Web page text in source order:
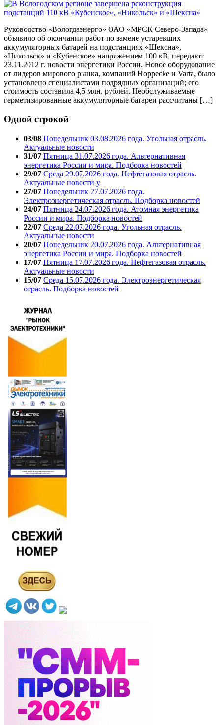
Руководство «Вологдаэнерго» ОАО «МРСК Северо-Запада»
объявило об окончании работ по замене устаревших
аккумуляторных батарей на подстанциях «Шексна»,
«Никольск» и «Кубенское» напряжением 100 кВ, передают
23.11.2012 г. новости энергетики России. Новое оборудование
от лидеров мирового рынка, компаний Hoppecke и Varta, было
установлено специалистами подрядных организаций; его
стоимость составила 4,5 млн. рублей. Необслуживаемые
герметизированные аккумуляторные батареи рассчитаны […]
Одной строкой
03/08 Понедельник 03.08.2026 года. Угольная отрасль.
Актуальные новости
31/07 Пятница 31.07.2026 года. Альтернативная
энергетика России и мира. Подборка новостей
29/07 Среда 29.07.2026 года. Нефтегазовая отрасль.
Актуальные новости у
27/07 Понедельник 27.07.2026 года.
Электроэнергетическая отрасль. Подборка новостей
24/07 Пятница 24.07.2026 года. Атомная энергетика
России и мира. Подборка новостей
22/07 Среда 22.07.2026 года. Угольная отрасль.
Актуальные новости
20/07 Понедельник 20.07.2026 года. Альтернативная
энергетика России и мира. Подборка новостей
17/07 Пятница 17.07.2026 года. Нефтегазовая отрасль.
Актуальные новости
15/07 Среда 15.07.2026 года. Электроэнергетическая
отрасль. Подборка новостей